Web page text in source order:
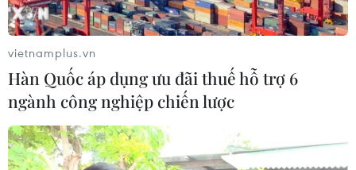
Phong trào hiến máu tình
nguyện lớn mạnh không ngừng
vietnamplus.vn
Hàn Quốc áp dụng ưu đãi thuế hỗ trợ 6
ngành công nghiệp chiến lược